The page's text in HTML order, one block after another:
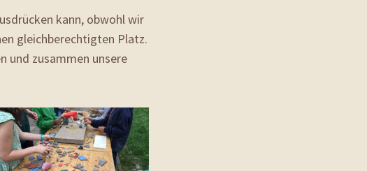
kann, obwohl wir
gleichberechtigten Platz.
und zusammen unsere